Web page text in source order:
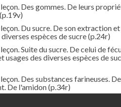
Des gommes. De leurs
(p.19v)
Du sucre. De son extraction et
espèces de sucre(p.24r)
Suite du sucre. De celui de
usages des diverses espèces de
Des substances farineuses.
De l'amidon(p.34r)